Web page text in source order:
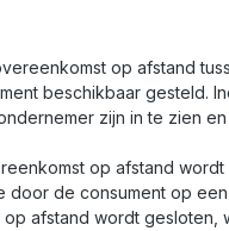
op afstand
beschikbaar gesteld.
zijn in te zien
op afstand
de consument op
afstand wordt gesloten,